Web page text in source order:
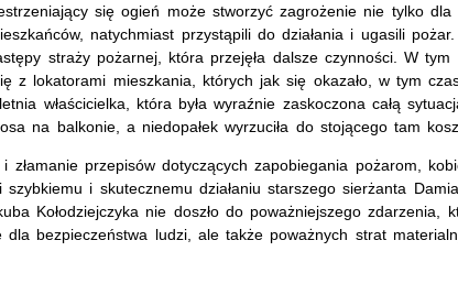
się ogień może stworzyć zagrożenie nie tylko dla
natychmiast przystąpili do działania i ugasili pożar.
straży pożarnej, która przejęła dalsze czynności. W tym
z lokatorami mieszkania, których jak się okazało, w tym
właścicielka, która była wyraźnie zaskoczona całą
na balkonie, a niedopałek wyrzuciła do stojącego tam
przepisów dotyczących zapobiegania pożarom,
i skutecznemu działaniu starszego sierżanta
Kołodziejczyka nie doszło do poważniejszego zdarzenia,
bezpieczeństwa ludzi, ale także poważnych strat